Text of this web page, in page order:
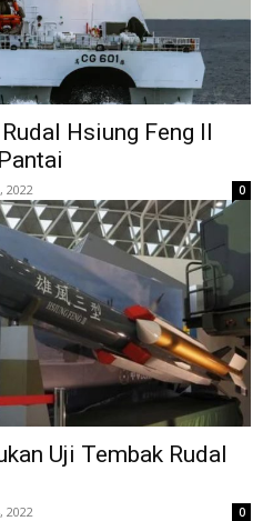
Hsiung Feng II
2022 0
Uji Tembak Rudal
2022 0